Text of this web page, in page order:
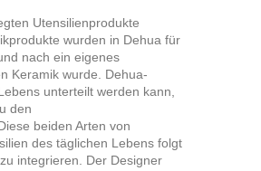
Utensilienprodukte
wurden in Dehua für
nach ein eigenes
Keramik wurde. Dehua-
unterteilt werden kann,
den
beiden Arten von
des täglichen Lebens folgt
integrieren. Der Designer